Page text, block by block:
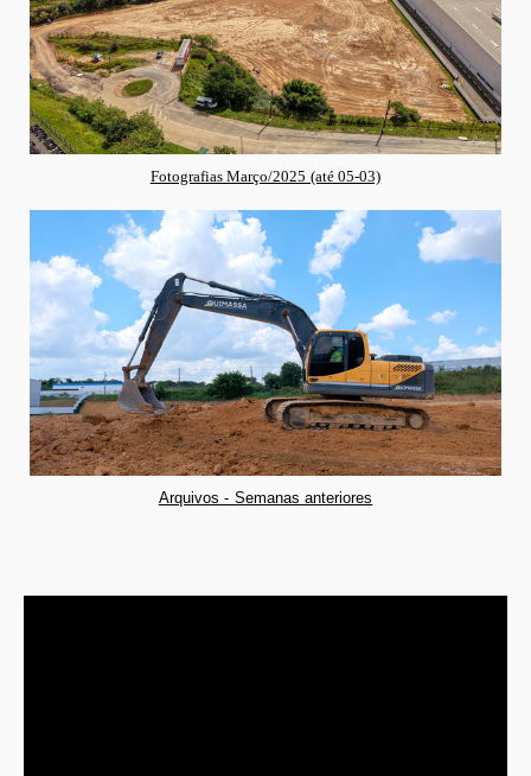
Fotografias Março/2025 (até 05-03)
Arquivos - Semanas anteriores